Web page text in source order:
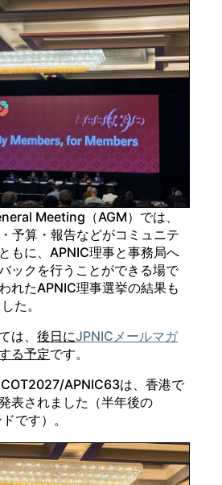
Meeting（AGM）では、
予算・報告などがコミュニテ
もに、APNIC理事と事務局へ
ックを行うことができる場で
れたAPNIC理事選挙の結果も
た。
は、 後日にJPNICメールマガ
る予定です。
APNIC63は、香港で
表されました（半年後の
です）。